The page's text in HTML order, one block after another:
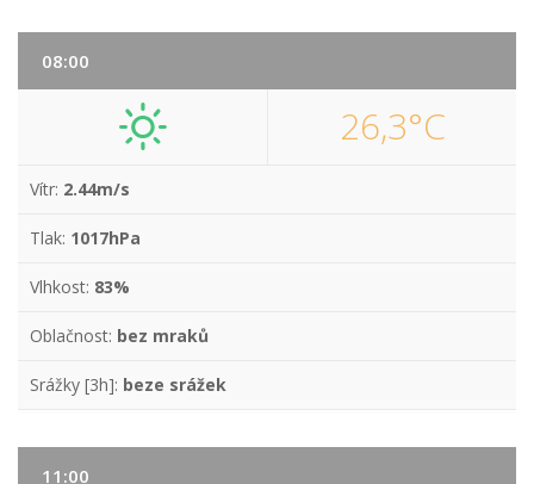
08:00
26,3°C
Vítr: 2.44m/s
Tlak: 1017hPa
Vlhkost: 83%
Oblačnost: bez mraků
Srážky [3h]: beze srážek
11:00